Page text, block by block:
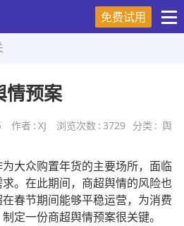
免费试用
情预案
作者 : XJ 浏览次数 : 3729 分类 : 舆
大众购置年货的主要场所，面临
。在此期间，商超舆情的风险也
春节期间能够平稳运营，为消费
定一份商超舆情预案很关键。